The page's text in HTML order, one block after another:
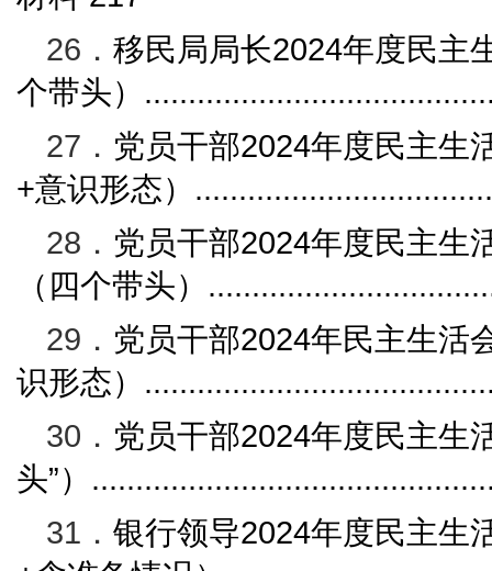
26． 移民局局长2024年度民主
个带头）
27． 党员干部2024年度民主生
+意识形态）
28． 党员干部2024年度民主生
（四个带头）
29． 党员干部2024年民主生活
识形态）
30． 党员干部2024年度民主生
头”）
31． 银行领导2024年度民主生